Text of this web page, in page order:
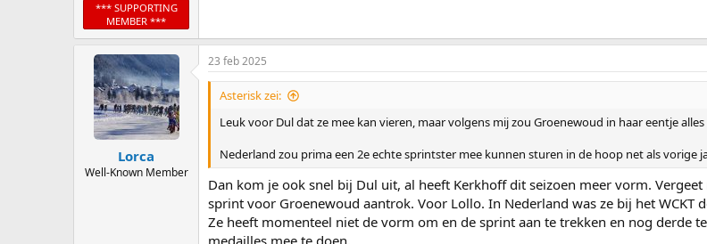
*** SUPPORTING
MEMBER ***
Lorca
Well-Known Member
23 feb 2025
Asterisk zei:
Leuk voor Dul dat ze mee kan vieren, maar volgens mij zou Groenewoud in haar eentje
Nederland zou prima een 2e echte sprintster mee kunnen sturen in de hoop net als vorige
Dan kom je ook snel bij Dul uit, al heeft Kerkhoff dit seizoen meer vorm.
sprint voor Groenewoud aantrok. Voor Lollo. In Nederland was ze bij het WCKT
Ze heeft momenteel niet de vorm om en de sprint aan te trekken en nog derde
medailles mee te doen.